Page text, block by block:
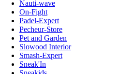
Nauti-wave
On-Fight
Padel-Expert
Pecheur-Store
Pet and Garden
Slowood Interior
Smash-Expert
Sneak'In